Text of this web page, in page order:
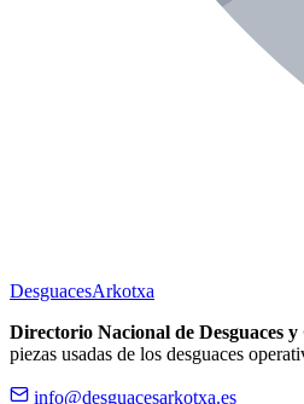
DesguacesArkotxa
Directorio Nacional de Desguaces
piezas usadas de los desguaces
info@desguacesarkotxa.es